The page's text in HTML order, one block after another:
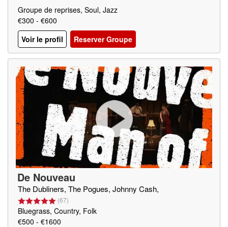
Groupe de reprises, Soul, Jazz
€300 - €600
Voir le profil
Reserver Groupe
De Nouveau
The Dubliners, The Pogues, Johnny Cash,
(67)
Bluegrass, Country, Folk
€500 - €1600